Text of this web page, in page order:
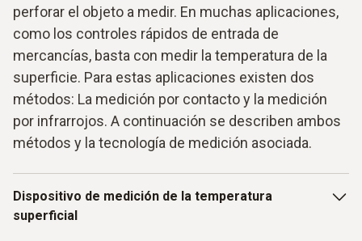
perforar el objeto a medir. En muchas aplicaciones,
como los controles rápidos de entrada de
mercancías, basta con medir la temperatura de la
superficie. Para estas aplicaciones existen dos
métodos: La medición por contacto y la medición
por infrarrojos. A continuación se describen ambos
métodos y la tecnología de medición asociada.
Dispositivo de medición de la temperatura
superficial